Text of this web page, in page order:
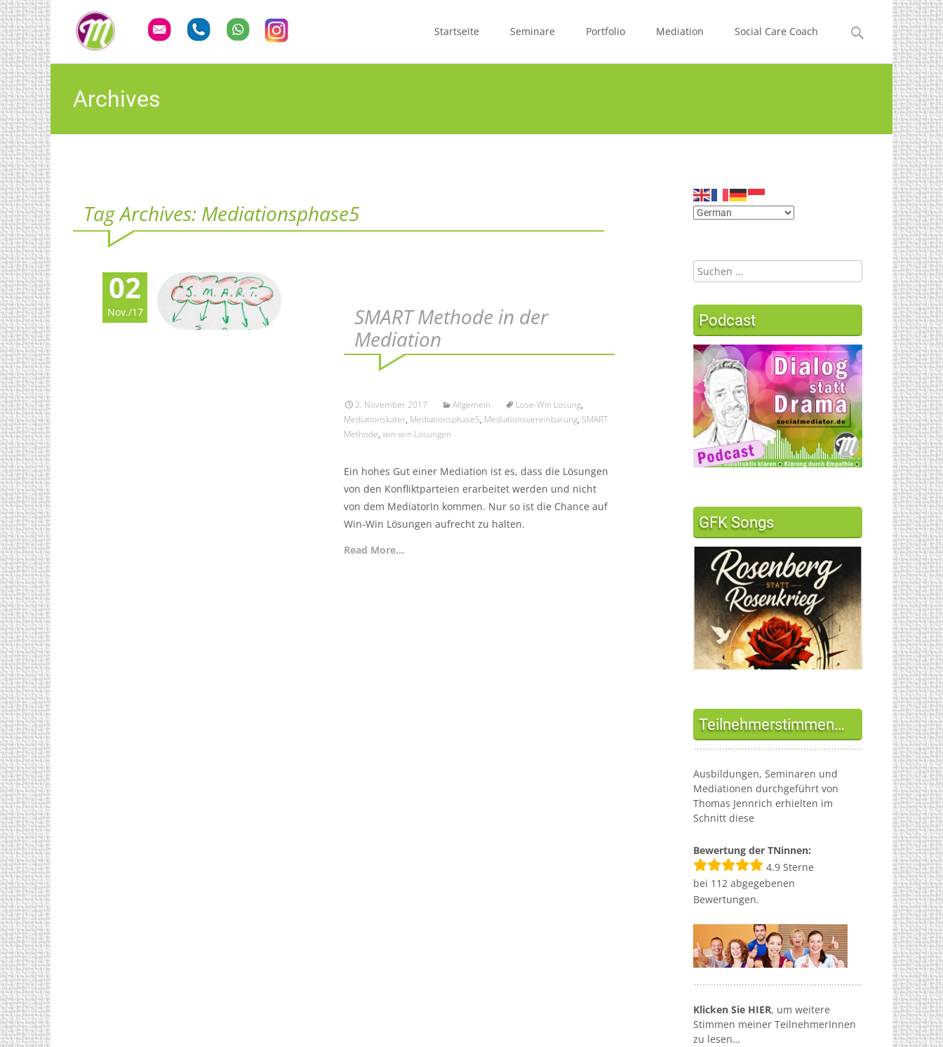
Startseite Seminare Portfolio Mediation Social Care Coach
Suchen
nach:
Archives
Tag Archives: Mediationsphase5
02
Nov./17
SMART Methode in der
Mediation
2. November 2017 Allgemein Lose-Win Lösung,
Mediationskater, Mediationsphase5, Mediationsvereinbarung, SMART
Methode, win-win Lösungen
Ein hohes Gut einer Mediation ist es, dass die Lösungen
von den Konfliktparteien erarbeitet werden und nicht
von dem MediatorIn kommen. Nur so ist die Chance auf
Win-Win Lösungen aufrecht zu halten.
Read More…
Suchen
nach:
Podcast
GFK Songs
Teilnehmerstimmen…
Ausbildungen, Seminaren und
Mediationen durchgeführt von
Thomas Jennrich erhielten im
Schnitt diese
Bewertung der TNinnen:
4.9 Sterne
bei 112 abgegebenen
Bewertungen.
Klicken Sie HIER, um weitere
Stimmen meiner TeilnehmerInnen
zu lesen…